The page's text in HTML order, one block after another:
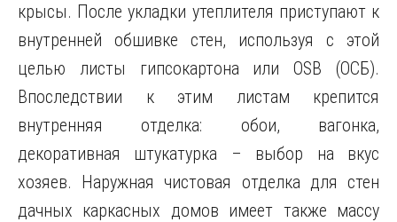
крысы. После укладки утеплителя приступают к
внутренней обшивке стен, используя с этой
целью листы гипсокартона или OSB (ОСБ).
Впоследствии к этим листам крепится
внутренняя отделка: обои, вагонка,
декоративная штукатурка – выбор на вкус
хозяев. Наружная чистовая отделка для стен
дачных каркасных домов имеет также массу